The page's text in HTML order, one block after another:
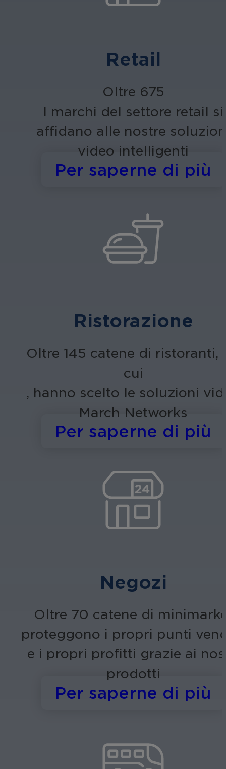
Retail
Oltre 675
I marchi del settore retail si
affidano alle nostre
video intelligenti
Per saperne di più
Ristorazione
Oltre 145 catene di ristoranti,
cui
, hanno scelto le soluzioni
March Networks
Per saperne di più
Negozi
Oltre 70 catene di
proteggono i propri punti
e i propri profitti grazie ai
prodotti
Per saperne di più